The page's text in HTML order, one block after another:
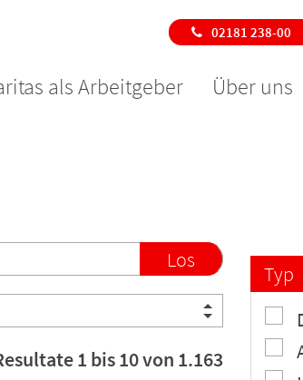
02181 238-00
als Arbeitgeber Über uns
Los
Typ
1 bis 10 von 1.163